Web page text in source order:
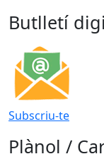
Butlletí
Subscriu-te
Plànol /